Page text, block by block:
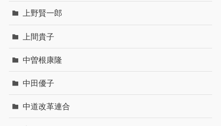
上野賢一郎
上間貴子
中曽根康隆
中田優子
中道改革連合